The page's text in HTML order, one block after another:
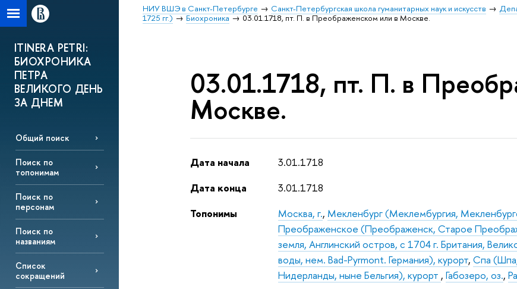
НИУ ВШЭ в Санкт-Петербурге Санкт-Петербургская школа гуманитарных наук и искусств
1725 гг.)
Биохроника 03.01.1718, пт. П. в Преображенском или в Москве.
ITINERA PETRI:
БИОХРОНИКА
ПЕТРА
ВЕЛИКОГО ДЕНЬ
ЗА ДНЕМ
Общий поиск
Поиск по
топонимам
Поиск по
персонам
Поиск по
названиям
Список
сокращений
03.01.1718, пт. П. в
Москве.
Дата начала
3.01.1718
Дата конца
3.01.1718
Топонимы
Москва, г., Мекленбург (Меклембургия,
Преображенское (Преображенск, Старое
земля, Англинский остров, с 1704 г. Британия,
воды, нем. Bad-Pyrmont. Германия), курорт,Спа
Нидерланды, ныне Бельгия), курорт ,Габозеро, оз.,